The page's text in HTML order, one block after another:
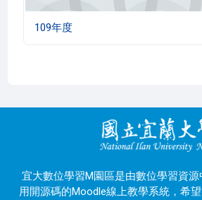
109年度
宜大數位學習M園區是由數位學習資
用開源碼的Moodle線上教學系統，希